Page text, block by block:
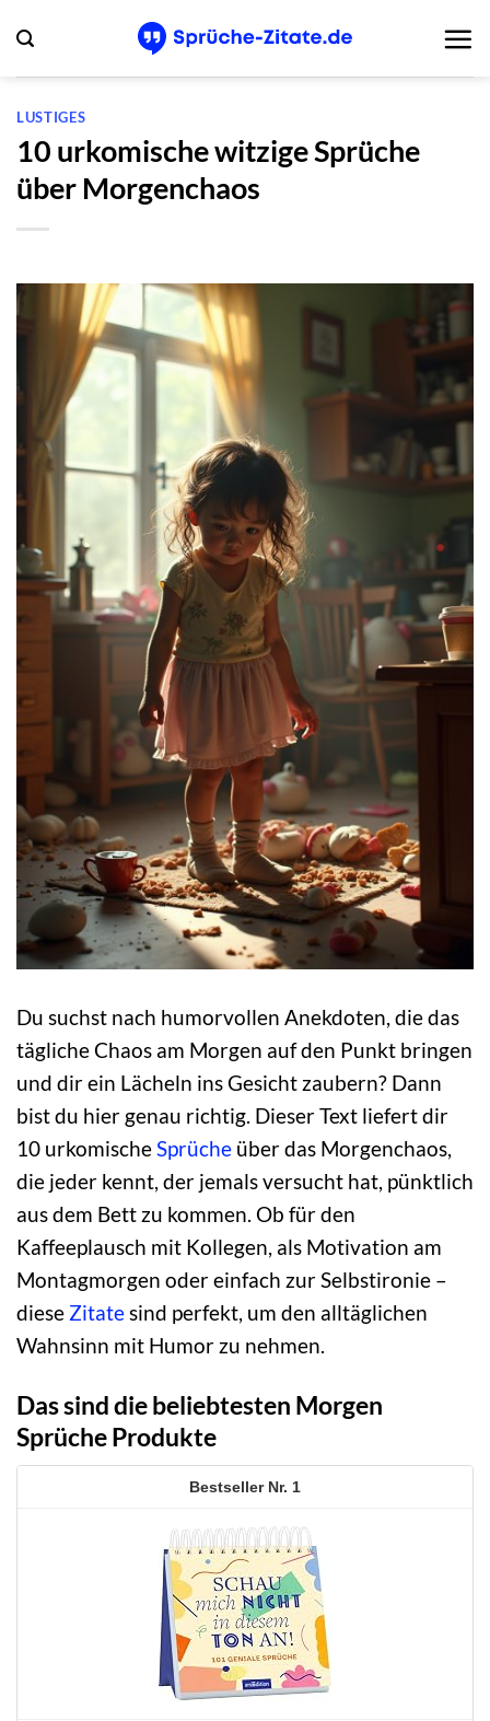
Inhalt
springen
LUSTIGES
10 urkomische witzige Sprüche
über Morgenchaos
Du suchst nach humorvollen Anekdoten, die das
tägliche Chaos am Morgen auf den Punkt bringen
und dir ein Lächeln ins Gesicht zaubern? Dann
bist du hier genau richtig. Dieser Text liefert dir
10 urkomischeSprüche über das Morgenchaos,
die jeder kennt, der jemals versucht hat, pünktlich
aus dem Bett zu kommen. Ob für den
Kaffeeplausch mit Kollegen, als Motivation am
Montagmorgen oder einfach zur Selbstironie –
diese Zitatesind perfekt, um den alltäglichen
Wahnsinn mit Humor zu nehmen.
Das sind die beliebtesten Morgen
Sprüche Produkte
1